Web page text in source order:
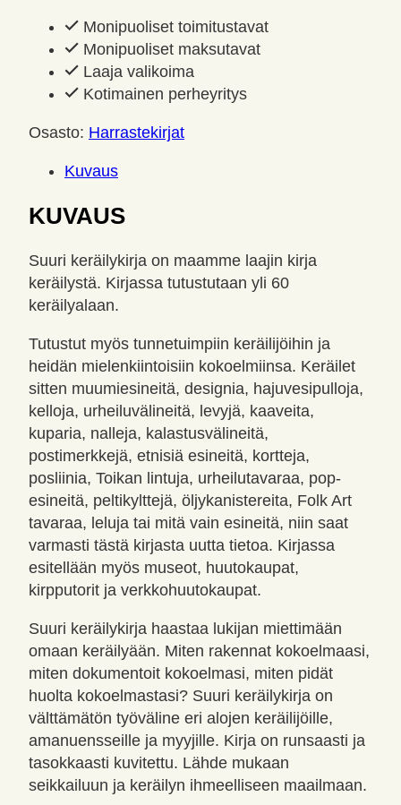
Ilkka
määrä
Monipuoliset toimitustavat
Monipuoliset maksutavat
Laaja valikoima
Kotimainen perheyritys
Osasto: Harrastekirjat
Kuvaus
KUVAUS
Suuri keräilykirja on maamme laajin kirja
keräilystä. Kirjassa tutustutaan yli 60
keräilyalaan.
Tutustut myös tunnetuimpiin keräilijöihin ja
heidän mielenkiintoisiin kokoelmiinsa. Keräilet
sitten muumiesineitä, designia, hajuvesipulloja,
kelloja, urheiluvälineitä, levyjä, kaaveita,
kuparia, nalleja, kalastusvälineitä,
postimerkkejä, etnisiä esineitä, kortteja,
posliinia, Toikan lintuja, urheilutavaraa, pop-
esineitä, peltikylttejä, öljykanistereita, Folk Art
tavaraa, leluja tai mitä vain esineitä, niin saat
varmasti tästä kirjasta uutta tietoa. Kirjassa
esitellään myös museot, huutokaupat,
kirpputorit ja verkkohuutokaupat.
Suuri keräilykirja haastaa lukijan miettimään
omaan keräilyään. Miten rakennat kokoelmaasi,
miten dokumentoit kokoelmasi, miten pidät
huolta kokoelmastasi? Suuri keräilykirja on
välttämätön työväline eri alojen keräilijöille,
amanuensseille ja myyjille. Kirja on runsaasti ja
tasokkaasti kuvitettu. Lähde mukaan
seikkailuun ja keräilyn ihmeelliseen maailmaan.